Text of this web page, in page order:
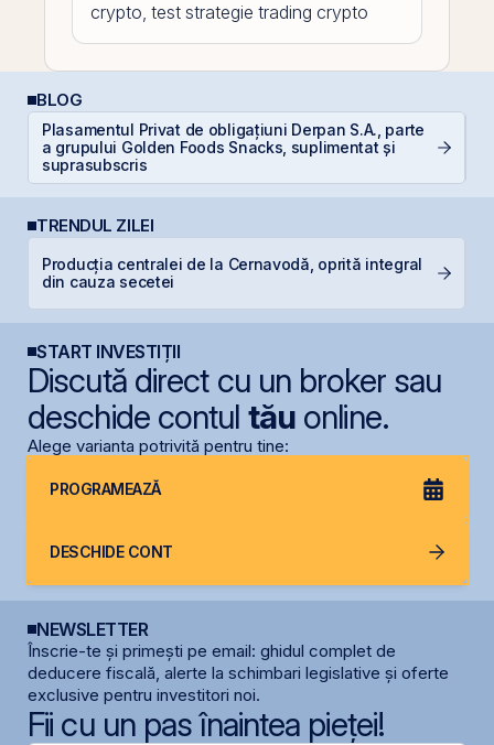
crypto, test strategie trading crypto
BLOG
Plasamentul Privat de obligațiuni Derpan S.A., parte
a grupului Golden Foods Snacks, suplimentat și
suprasubscris
TRENDUL ZILEI
Producția centralei de la Cernavodă, oprită integral
din cauza secetei
START INVESTIȚII
Discută direct cu un broker sau
deschide contul tăuonline.
Alege varianta potrivită pentru tine:
PROGRAMEAZĂ
DESCHIDE CONT
NEWSLETTER
Înscrie-te și primești pe email: ghidul complet de
deducere fiscală, alerte la schimbari legislative și oferte
exclusive pentru investitori noi.
Fii cu un pas înaintea pieței!